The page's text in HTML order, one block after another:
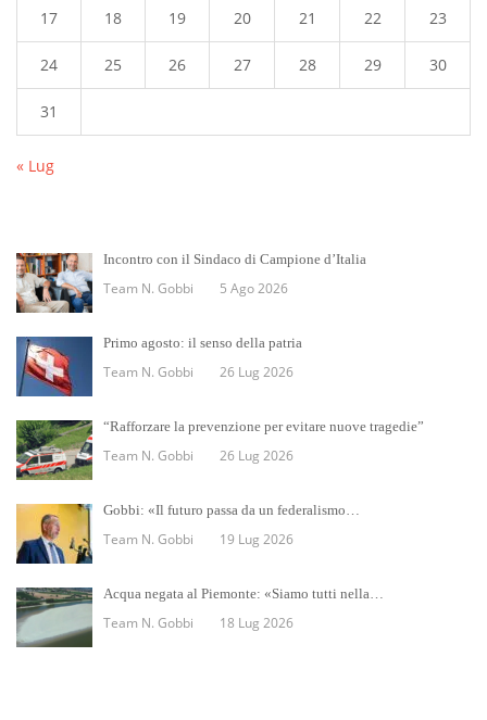
17 18 19 20 21 22 23
24 25 26 27 28 29 30
31
« Lug
Incontro con il Sindaco di Campione d’Italia
Team N. Gobbi 5 Ago 2026
Primo agosto: il senso della patria
Team N. Gobbi 26 Lug 2026
“Rafforzare la prevenzione per evitare nuove tragedie”
Team N. Gobbi 26 Lug 2026
Gobbi: «Il futuro passa da un federalismo…
Team N. Gobbi 19 Lug 2026
Acqua negata al Piemonte: «Siamo tutti nella…
Team N. Gobbi 18 Lug 2026